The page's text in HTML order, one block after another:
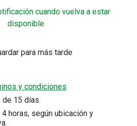
cuando vuelva a estar
disponible
para más tarde
y condiciones
de 15 días.
horas, según ubicación y